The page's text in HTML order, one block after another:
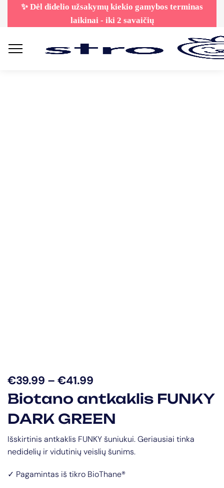
✨ Dėl didelio užsakymų kiekio gamybos terminas
laikinai - iki 2 savaičių
€39.99 – €41.99
Biotano antkaklis FUNKY
DARK GREEN
Išskirtinis antkaklis FUNKY šuniukui. Geriausiai tinka
nedidelių ir vidutinių veislių šunims.
✓ Pagamintas iš tikro BioThane®